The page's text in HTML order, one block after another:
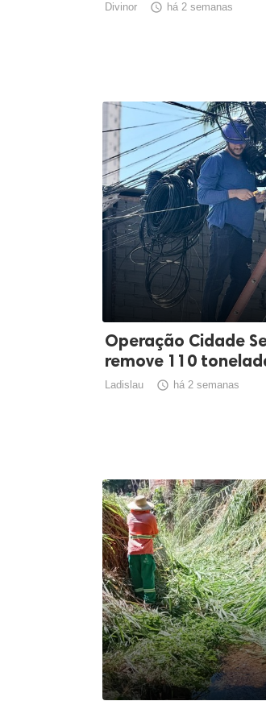
Divinor  há 2 semanas
Operação Cidade
remove 110
Ladislau  há 2 semanas